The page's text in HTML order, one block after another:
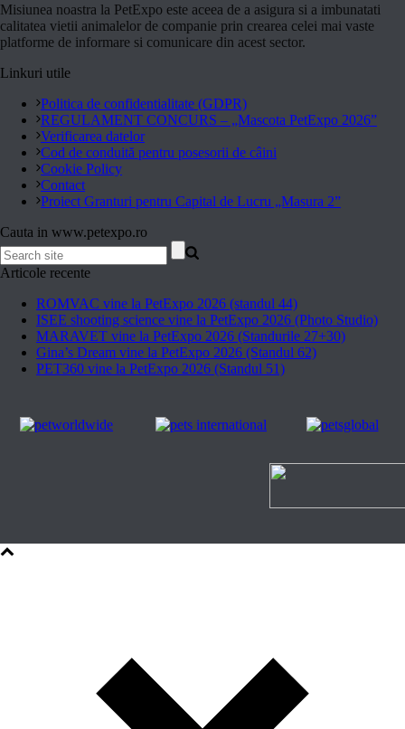
Misiunea noastra la PetExpo este aceea de a asigura si a imbunatati
calitatea vietii animalelor de companie prin crearea celei mai vaste
platforme de informare si comunicare din acest sector.
Linkuri utile
Politica de confidentialitate (GDPR)
REGULAMENT CONCURS – „Mascota PetExpo 2026”
Verificarea datelor
Cod de conduită pentru posesorii de câini
Cookie Policy
Contact
Proiect Granturi pentru Capital de Lucru „Masura 2”
Cauta in www.petexpo.ro
Articole recente
ROMVAC vine la PetExpo 2026 (standul 44)
ISEE shooting science vine la PetExpo 2026 (Photo Studio)
MARAVET vine la PetExpo 2026 (Standurile 27+30)
Gina’s Dream vine la PetExpo 2026 (Standul 62)
PET360 vine la PetExpo 2026 (Standul 51)